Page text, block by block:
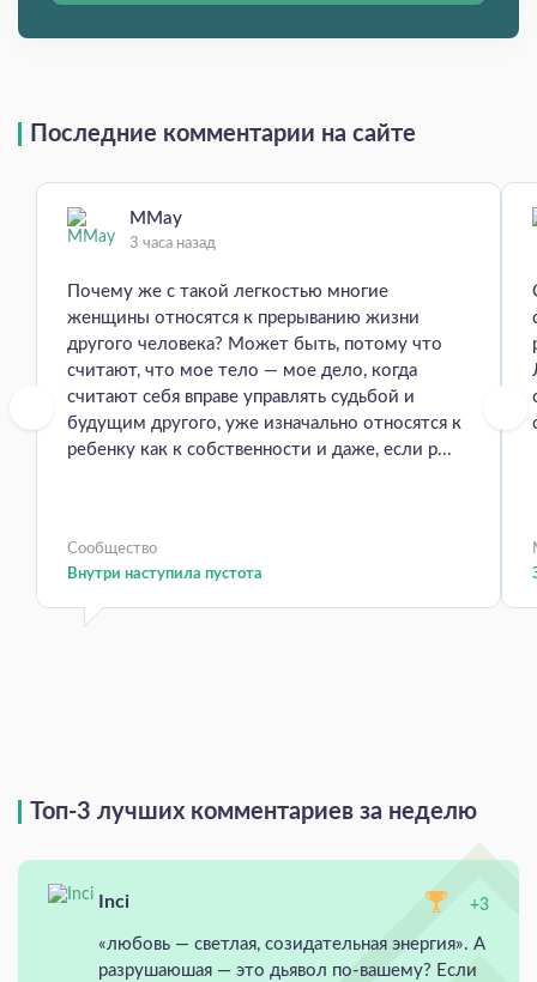
Последние комментарии на сайте
MMay
3 часа назад
Почему же с такой легкостью многие
женщины относятся к прерыванию жизни
другого человека? Может быть, потому что
считают, что мое тело — мое дело, когда
считают себя вправе управлять судьбой и
будущим другого, уже изначально относятся к
ребенку как к собственности и даже, если р...
Сообщество
Внутри наступила пустота
Топ-3 лучших комментариев за неделю
Inci +3
«любовь — светлая, созидательная энергия». А
разрушаюшая — это дьявол по-вашему? Если